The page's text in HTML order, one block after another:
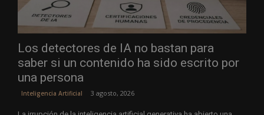
Los detectores de IA no bastan para
saber si un contenido ha sido escrito por
una persona
Inteligencia Artificial 3 agosto, 2026